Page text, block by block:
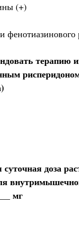
(+)
фенотиазинового
терапию
доза
мг